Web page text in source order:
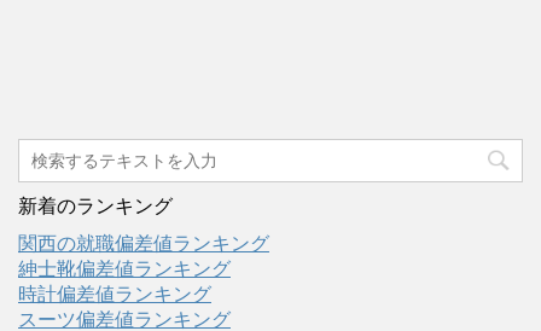
新着のランキング
関西の就職偏差値ランキング
紳士靴偏差値ランキング
時計偏差値ランキング
スーツ偏差値ランキング